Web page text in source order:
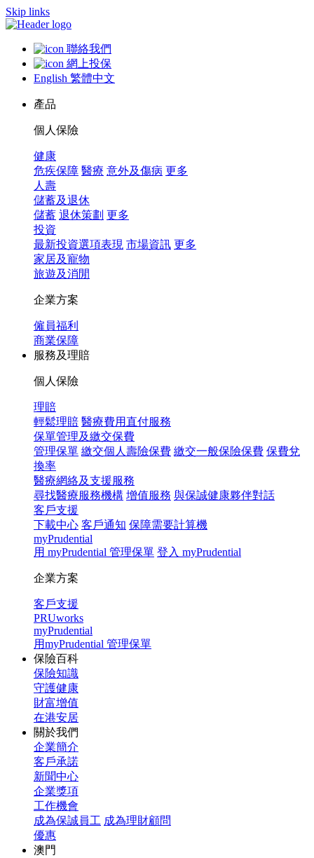
Skip links
聯絡我們
網上投保
English 繁體中文
產品
個人保險
健康
危疾保障 醫療 意外及傷病 更多
人壽
儲蓄及退休
儲蓄 退休策劃 更多
投資
最新投資選項表現 市場資訊 更多
家居及寵物
旅遊及消閒
企業方案
僱員福利
商業保障
服務及理賠
個人保險
理賠
輕鬆理賠 醫療費用直付服務
保單管理及繳交保費
管理保單 繳交個人壽險保費 繳交一般保險保費 保費兌
換率
醫療網絡及支援服務
尋找醫療服務機構 增值服務 與保誠健康夥伴對話
客戶支援
下載中心 客戶通知 保障需要計算機
myPrudential
用 myPrudential 管理保單 登入 myPrudential
企業方案
客戶支援
PRUworks
myPrudential
用myPrudential 管理保單
保險百科
保險知識
守護健康
財富增值
在港安居
關於我們
企業簡介
客戶承諾
新聞中心
企業獎項
工作機會
成為保誠員工 成為理財顧問
優惠
澳門